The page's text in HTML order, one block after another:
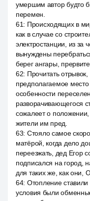
умершим автор будто
перемен.
61: Происходящих в
как в случае со
электростанции, из за
вынуждены
берег ангары,
62: Прочитать
предполагаемое место
особенности
разворачивающегося
сожалеет о положении,
жители им пред.
63: Стояло самое
матёрой, когда дело
переезжать, дед Егор
подписался на город,
для таких же, как они,
64: Отопление
условия были